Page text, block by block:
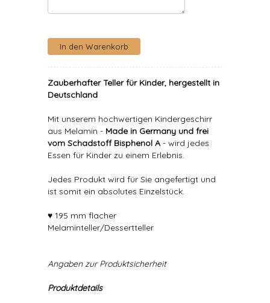
Zauberhafter Teller für Kinder, hergestellt in
Deutschland
Mit unserem hochwertigen Kindergeschirr
aus Melamin - Made in Germany und frei
vom Schadstoff Bisphenol A- wird jedes
Essen für Kinder zu einem Erlebnis.
Jedes Produkt wird für Sie angefertigt und
ist somit ein absolutes Einzelstück.
♥ 195 mm flacher
Melaminteller/Dessertteller
Angaben zur Produktsicherheit
Produktdetails